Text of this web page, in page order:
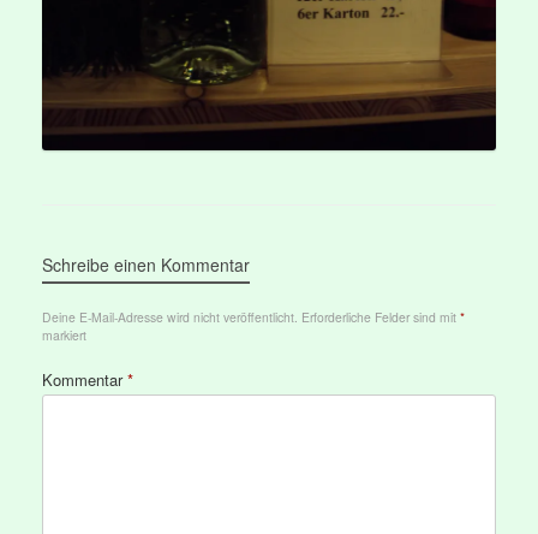
Schreibe einen Kommentar
Deine E-Mail-Adresse wird nicht veröffentlicht. Erforderliche Felder sind mit *
markiert
Kommentar*